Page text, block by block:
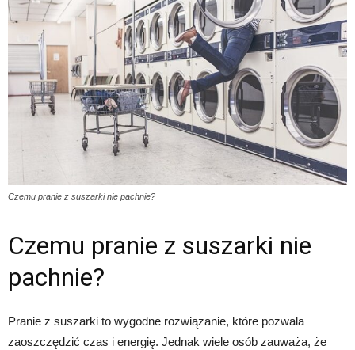
Czemu pranie z suszarki nie pachnie?
Czemu pranie z suszarki nie
pachnie?
Pranie z suszarki to wygodne rozwiązanie, które pozwala
zaoszczędzić czas i energię. Jednak wiele osób zauważa, że